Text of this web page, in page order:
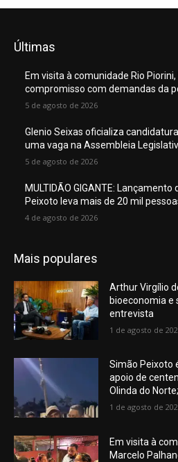
Últimas
Em visita à comunidade Rio
compromisso com demandas da
5 de agosto de 2026
Glenio Seixas oficializa
uma vaga na Assembleia
5 de agosto de 2026
MULTIDÃO GIGANTE:
Peixoto leva mais de 20 mil
4 de agosto de 2026
Mais populares
Arthur Virgílio
bioeconomia e
entrevista
1 de agosto de
Simão Peixoto
apoio de
Olinda do
1 de agosto de
Em visita à
Marcelo